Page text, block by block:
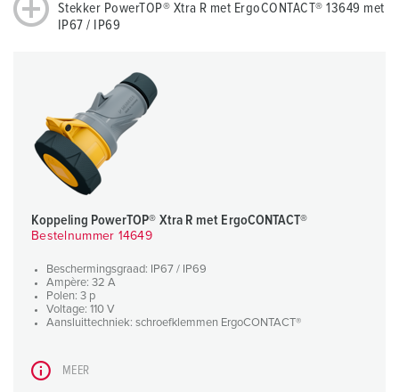
Stekker PowerTOP® Xtra R met ErgoCONTACT® 13649 met
IP67 / IP69
Koppeling PowerTOP® Xtra R met ErgoCONTACT®
Bestelnummer 14649
Beschermingsgraad: IP67 / IP69
Ampère: 32 A
Polen: 3 p
Voltage: 110 V
Aansluittechniek: schroefklemmen ErgoCONTACT®
MEER